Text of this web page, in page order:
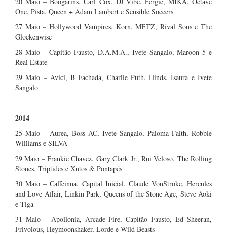
One, Pista, Queen + Adam Lambert e Sensible Soccers
27 Maio – Hollywood Vampires, Korn, METZ, Rival Sons e The
Glockenwise
28 Maio – Capitão Fausto, D.A.M.A., Ivete Sangalo, Maroon 5 e
Real Estate
29 Maio – Avici, B Fachada, Charlie Puth, Hinds, Isaura e Ivete
Sangalo
2014
25 Maio – Aurea, Boss AC, Ivete Sangalo, Paloma Faith, Robbie
Williams e SILVA
29 Maio – Frankie Chavez, Gary Clark Jr., Rui Veloso, The Rolling
Stones, Triptides e Xutos & Pontapés
30 Maio – Caffeinna, Capital Inicial, Claude VonStroke, Hercules
and Love Affair, Linkin Park, Queens of the Stone Age, Steve Aoki
e Tiga
31 Maio – Apollonia, Arcade Fire, Capitão Fausto, Ed Sheeran,
Frivolous, Heymoonshaker, Lorde e Wild Beasts